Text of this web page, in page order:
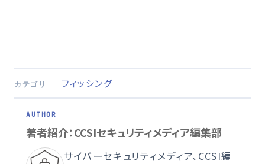
カテゴリ フィッシング
著者紹介：CCSIセキュリティメディア編集部
サイバーセキュリティメディア、CCSI編